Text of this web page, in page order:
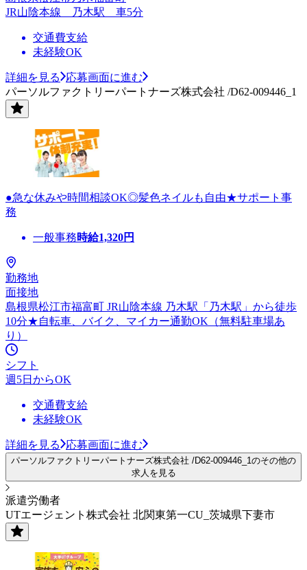
JR山陰本線 乃木駅 車5分
交通費支給
未経験OK
詳細を見る
応募画面に進む
パーソルファクトリーパートナーズ株式会社 /D62-009446_1
●急な休みや時間相談OK◎髪色ネイルも自由★サポート事
務
一般事務時給1,320円
勤務地
面接地
島根県松江市福富町 JR山陰本線 乃木駅「乃木駅」から徒歩
10分★自転車、バイク、マイカー通勤OK（無料駐車場あ
り）
シフト
週5日からOK
交通費支給
未経験OK
詳細を見る 応募画面に進む
パーソルファクトリーパートナーズ株式会社 /D62-009446_1のその他の
求人を見る
派遣労働者
UTエージェント株式会社 北関東第一CU_茨城県下妻市